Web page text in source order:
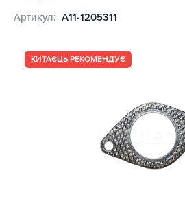
Артикул: A11-1205311
КИТАЄЦЬ РЕКОМЕНДУЄ